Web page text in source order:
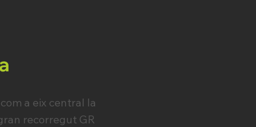
a eix central la
recorregut GR